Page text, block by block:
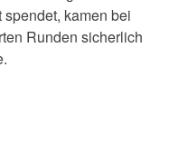
kamen bei
Runden sicherlich